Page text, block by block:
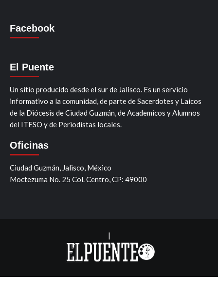
Facebook
El Puente
Un sitio producido desde el sur de Jalisco. Es un servicio
informativo a la comunidad, de parte de Sacerdotes y Laicos
de la Diócesis de Ciudad Guzmán, de Academicos y Alumnos
del ITESO y de Periodistas locales.
Oficinas
Ciudad Guzmán, Jalisco, México
Moctezuma No. 25 Col. Centro, CP: 49000
|